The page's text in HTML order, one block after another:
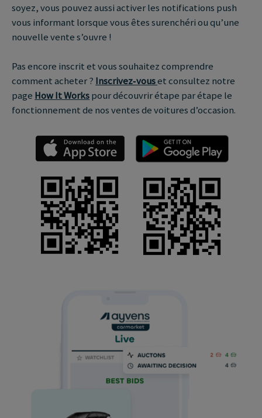
soyez, vous pouvez aussi activer les notifications push
vous informant lorsque vous êtes surenchéri ou qu’une
nouvelle vente s’ouvre !
Pas encore inscrit et vous souhaitez comprendre
comment acheter ? Inscrivez‑vouset consultez notre
page How It Workspour découvrir étape par étape le
fonctionnement de nos ventes de voitures d’occasion.